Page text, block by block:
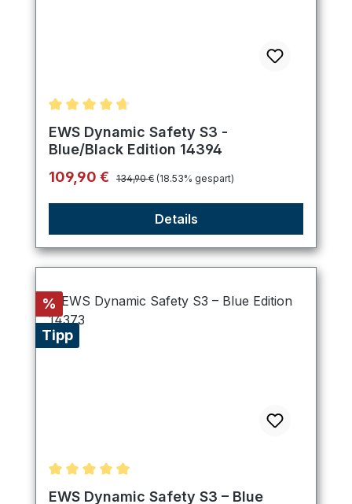
Durchschnittliche Bewertung von 4.75 von 5
EWS Dynamic Safety S3 -
Blue/Black Edition 14394
Verkaufspreis:
109,90 € Regulärer Preis:
134,90 € (18.53% gespart)
Details
Rabatt
%
Tipp
Durchschnittliche Bewertung von 5 von 5 Sternen
EWS Dynamic Safety S3 – Blue